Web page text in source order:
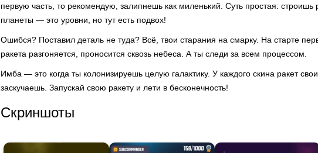
первую часть, то рекомендую, залипнешь как миленький. Суть простая: строишь
планеты — это уровни, но тут есть подвох!
Ошибся? Поставил деталь не туда? Всё, твои старания на смарку. На старте
ракета разгоняется, проносится сквозь небеса. А ты следи за всем процессом.
Имба — это когда ты колонизируешь целую галактику. У каждого скина ракет
заскучаешь. Запускай свою ракету и лети в бесконечность!
Скриншоты